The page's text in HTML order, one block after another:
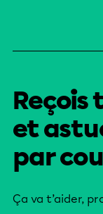
Reçois
et
par
Ça va t’aider,